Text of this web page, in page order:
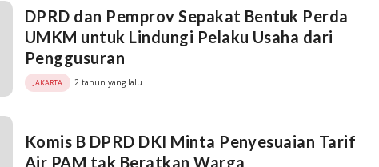
DPRD dan Pemprov Sepakat Bentuk Perda
UMKM untuk Lindungi Pelaku Usaha dari
Penggusuran
JAKARTA 2 tahun yang lalu
Komis B DPRD DKI Minta Penyesuaian Tarif
Air PAM tak Beratkan Warga